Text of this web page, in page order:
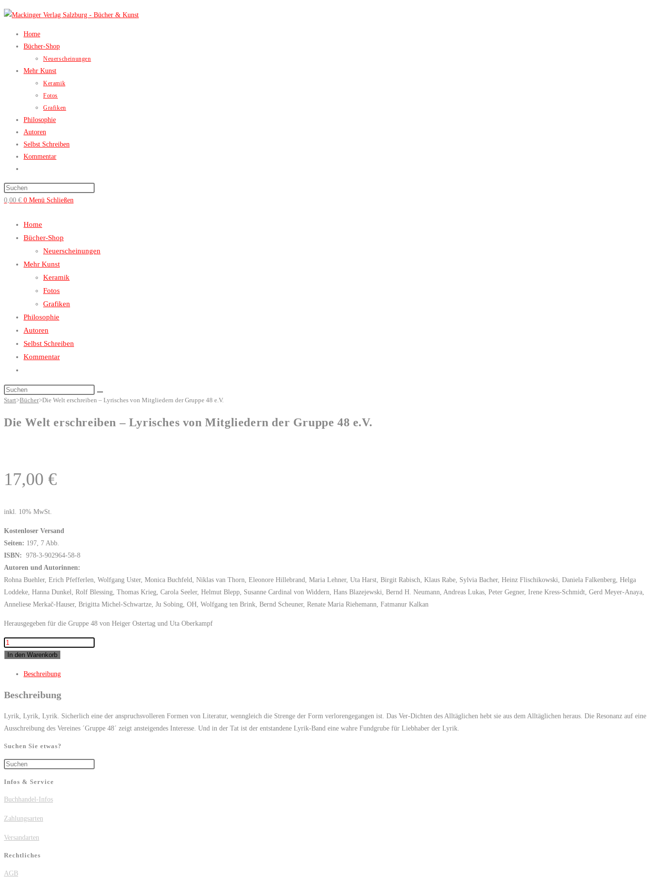
Zum
springenHome
Bücher-Shop
Neuerscheinungen
Mehr Kunst
Keramik
Fotos
Grafiken
Philosophie
Autoren
Selbst Schreiben
Kommentar
umschalten
search
0,00 € 0 Menü Schließen
Home
Bücher-Shop
Neuerscheinungen
Mehr Kunst
Keramik
Fotos
Grafiken
Philosophie
Autoren
Selbst Schreiben
Kommentar
umschalten
Diese
Website
Start>Bücher>Die Welt erschreiben – Lyrisches von Mitgliedern der Gruppe 48 e.V.
Die Welt erschreiben – Lyrisches von Mitgliedern der Gruppe 48 e.V.
17,00 €
inkl. 10% MwSt.
Kostenloser Versand
Seiten: 197, 7 Abb.
ISBN: 978-3-902964-58-8
Autoren und Autorinnen:
Rohna Buehler, Erich Pfefferlen, Wolfgang Uster, Monica Buchfeld, Niklas van Thorn, Eleonore Hillebrand, Maria Lehner, Uta Harst, Birgit Rabisch, Klaus Rabe, Sylvia Bacher, Heinz Flischikowski, Daniela Falkenberg, Helga
Loddeke, Hanna Dunkel, Rolf Blessing, Thomas Krieg, Carola Seeler, Helmut Blepp, Susanne Cardinal von Widdern, Hans Blazejewski, Bernd H. Neumann, Andreas Lukas, Peter Gegner, Irene Kress-Schmidt, Gerd Meyer-Anaya,
Anneliese Merkač-Hauser, Brigitta Michel-Schwartze, Ju Sobing, OH, Wolfgang ten Brink, Bernd Scheuner, Renate Maria Riehemann, Fatmanur Kalkan
Herausgegeben für die Gruppe 48 von Heiger Ostertag und Uta Oberkampf
Die
Welt
Lyrisches
Mitgliedern
der
e.V.
In den Warenkorb
Beschreibung
Beschreibung
Lyrik, Lyrik, Lyrik. Sicherlich eine der anspruchsvolleren Formen von Literatur, wenngleich die Strenge der Form verlorengegangen ist. Das Ver-Dichten des Alltäglichen hebt sie aus dem Alltäglichen heraus. Die Resonanz auf eine
Ausschreibung des Vereines ´Gruppe 48´ zeigt ansteigendes Interesse. Und in der Tat ist der entstandene Lyrik-Band eine wahre Fundgrube für Liebhaber der Lyrik.
Suchen Sie etwas?
Infos & Service
Buchhandel-Infos
Zahlungsarten
Versandarten
Rechtliches
AGB